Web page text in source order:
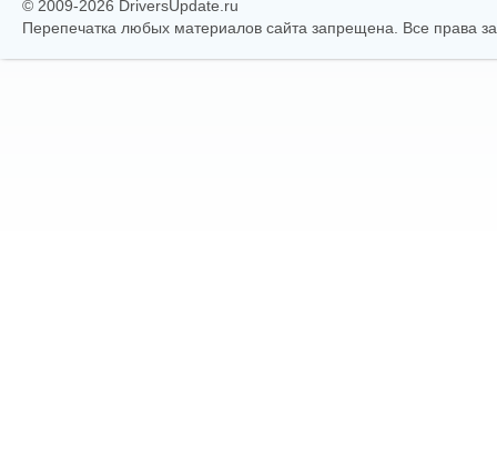
© 2009-2026 DriversUpdate.ru
Перепечатка любых материалов сайта запрещена. Все права